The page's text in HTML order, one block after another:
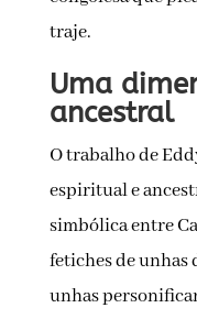
traje.
Uma
ancestral
O trabalho de
espiritual e
simbólica entre
fetiches de unhas
unhas